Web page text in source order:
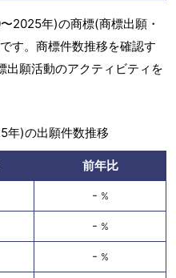
2025年)の商標(商標出願・
す。商標件数推移を確認す
出願活動のアクティビティを
年)の出願件数推移
前年比
- %
- %
- %